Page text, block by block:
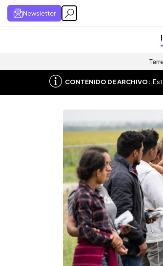
Newsletter
CONTENIDO DE ARCHIVO: